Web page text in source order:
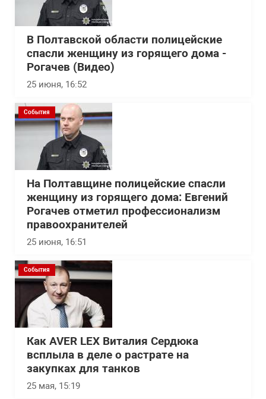
В Полтавской области полицейские
спасли женщину из горящего дома -
Рогачев (Видео)
25 июня, 16:52
События
На Полтавщине полицейские спасли
женщину из горящего дома: Евгений
Рогачев отметил профессионализм
правоохранителей
25 июня, 16:51
События
Как AVER LEX Виталия Сердюка
всплыла в деле о растрате на
закупках для танков
25 мая, 15:19